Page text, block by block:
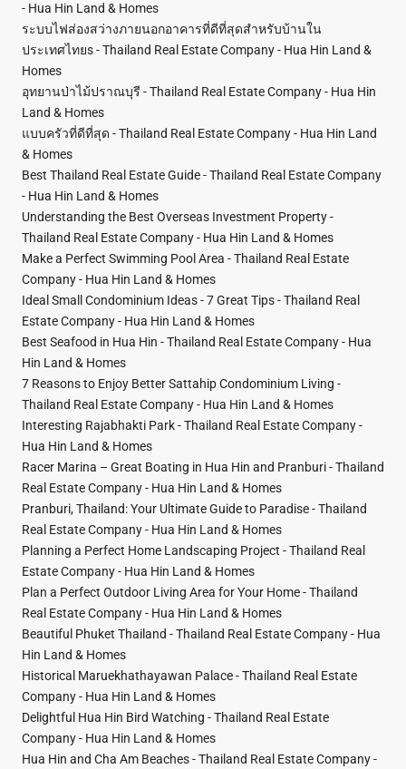
- Hua Hin Land & Homes
ระบบไฟส่องสว่างภายนอกอาคารที่ดีที่สุดสำหรับบ้านใน
ประเทศไทยs - Thailand Real Estate Company - Hua Hin Land &
Homes
อุทยานป่าไม้ปราณบุรี - Thailand Real Estate Company - Hua Hin
Land & Homes
แบบครัวที่ดีที่สุด - Thailand Real Estate Company - Hua Hin Land
& Homes
Best Thailand Real Estate Guide - Thailand Real Estate Company
- Hua Hin Land & Homes
Understanding the Best Overseas Investment Property -
Thailand Real Estate Company - Hua Hin Land & Homes
Make a Perfect Swimming Pool Area - Thailand Real Estate
Company - Hua Hin Land & Homes
Ideal Small Condominium Ideas - 7 Great Tips - Thailand Real
Estate Company - Hua Hin Land & Homes
Best Seafood in Hua Hin - Thailand Real Estate Company - Hua
Hin Land & Homes
7 Reasons to Enjoy Better Sattahip Condominium Living -
Thailand Real Estate Company - Hua Hin Land & Homes
Interesting Rajabhakti Park - Thailand Real Estate Company -
Hua Hin Land & Homes
Racer Marina – Great Boating in Hua Hin and Pranburi - Thailand
Real Estate Company - Hua Hin Land & Homes
Pranburi, Thailand: Your Ultimate Guide to Paradise - Thailand
Real Estate Company - Hua Hin Land & Homes
Planning a Perfect Home Landscaping Project - Thailand Real
Estate Company - Hua Hin Land & Homes
Plan a Perfect Outdoor Living Area for Your Home - Thailand
Real Estate Company - Hua Hin Land & Homes
Beautiful Phuket Thailand - Thailand Real Estate Company - Hua
Hin Land & Homes
Historical Maruekhathayawan Palace - Thailand Real Estate
Company - Hua Hin Land & Homes
Delightful Hua Hin Bird Watching - Thailand Real Estate
Company - Hua Hin Land & Homes
Hua Hin and Cha Am Beaches - Thailand Real Estate Company -